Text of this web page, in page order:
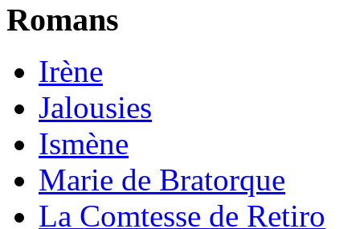
Romans
Irène
Jalousies
Ismène
Marie de Bratorque
La Comtesse de Retiro